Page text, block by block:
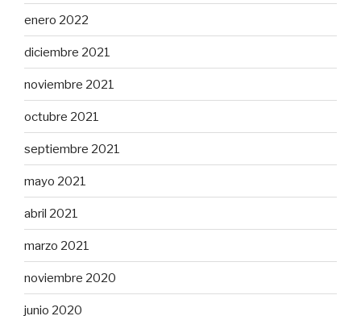
enero 2022
diciembre 2021
noviembre 2021
octubre 2021
septiembre 2021
mayo 2021
abril 2021
marzo 2021
noviembre 2020
junio 2020